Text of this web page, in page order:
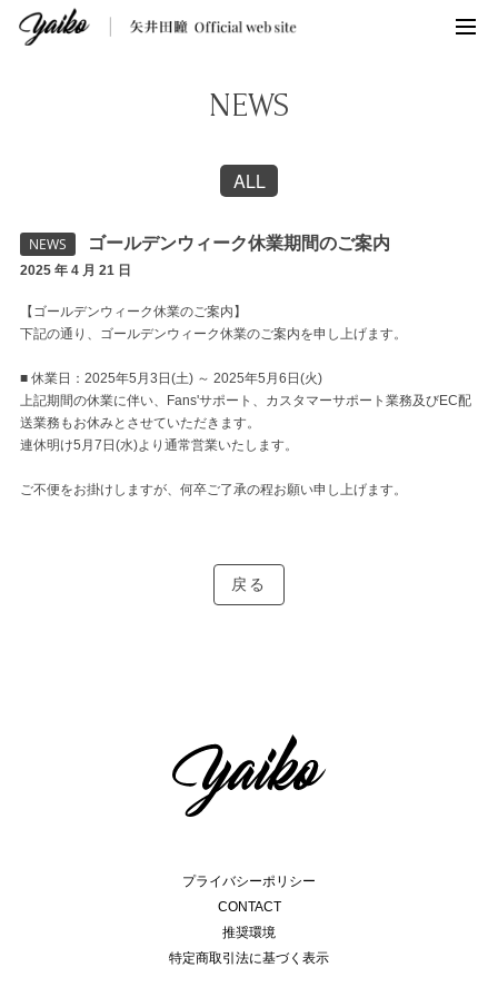
NEWS
ALL
NEWS ゴールデンウィーク休業期間のご案内
2025 年 4 月 21 日
【ゴールデンウィーク休業のご案内】
下記の通り、ゴールデンウィーク休業のご案内を申し上げます。
■ 休業日：2025年5月3日(土) ～ 2025年5月6日(火)
上記期間の休業に伴い、Fans'サポート、カスタマーサポート業務及びEC配
送業務もお休みとさせていただきます。
連休明け5月7日(水)より通常営業いたします。
ご不便をお掛けしますが、何卒ご了承の程お願い申し上げます。
戻る
プライバシーポリシー
CONTACT
推奨環境
特定商取引法に基づく表示